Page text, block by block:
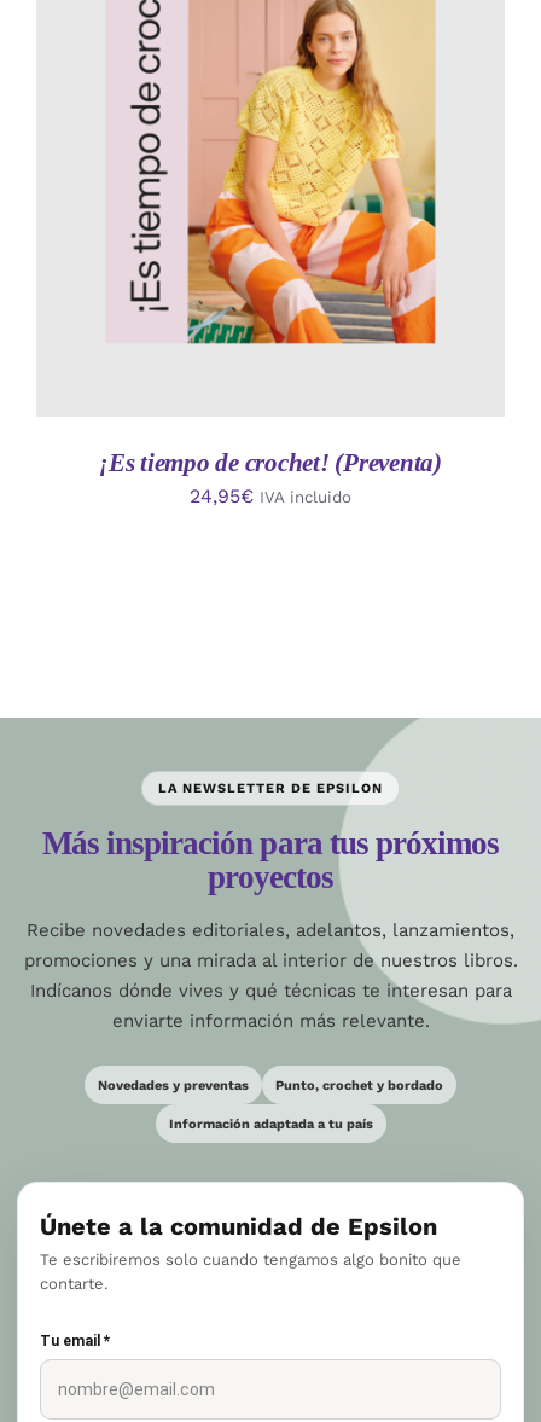
AÑADIR AL CARRITO
/
DETALLES
¡Es tiempo de crochet! (Preventa)
24,95€ IVA incluido
LA NEWSLETTER DE EPSILON
Más inspiración para tus próximos
proyectos
Recibe novedades editoriales, adelantos, lanzamientos,
promociones y una mirada al interior de nuestros libros.
Indícanos dónde vives y qué técnicas te interesan para
enviarte información más relevante.
Novedades y preventas Punto, crochet y bordado
Información adaptada a tu país
Únete a la comunidad de Epsilon
Te escribiremos solo cuando tengamos algo bonito que
contarte.
Tu email *